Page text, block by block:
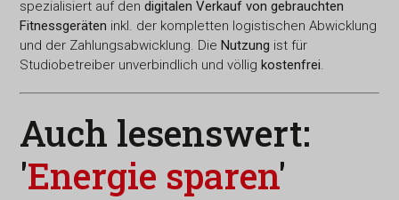
spezialisiert auf dendigitalen Verkauf von gebrauchten
Fitnessgeräten inkl. der kompletten logistischen Abwicklung
und der Zahlungsabwicklung. DieNutzung ist für
Studiobetreiber unverbindlich und völligkostenfrei
Auch lesenswert:
'Energie sparen'